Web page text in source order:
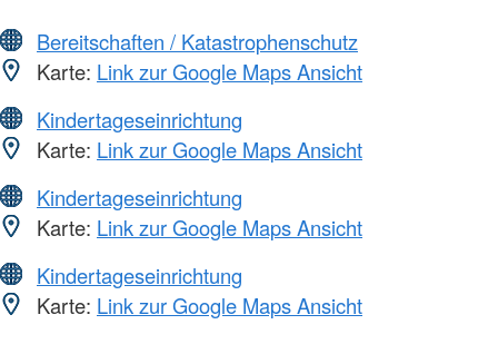
Bereitschaften / Katastrophenschutz
Karte: Link zur Google Maps Ansicht
Kindertageseinrichtung
Karte: Link zur Google Maps Ansicht
Kindertageseinrichtung
Karte: Link zur Google Maps Ansicht
Kindertageseinrichtung
Karte: Link zur Google Maps Ansicht